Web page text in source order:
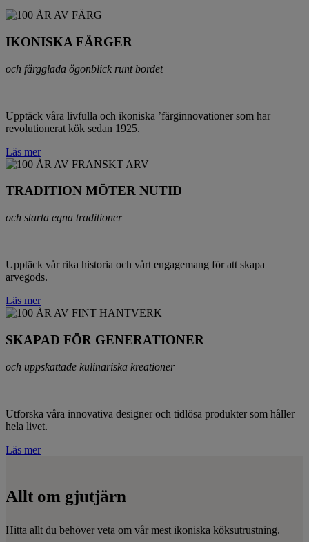
IKONISKA FÄRGER
och färgglada ögonblick runt bordet
Upptäck våra livfulla och ikoniska ’färginnovationer som har
revolutionerat kök sedan 1925.
Läs mer
TRADITION MÖTER NUTID
och starta egna traditioner
Upptäck vår rika historia och vårt engagemang för att skapa
arvegods.
Läs mer
SKAPAD FÖR GENERATIONER
och uppskattade kulinariska kreationer
Utforska våra innovativa designer och tidlösa produkter som håller
hela livet.
Läs mer
Allt om gjutjärn
Hitta allt du behöver veta om vår mest ikoniska köksutrustning.